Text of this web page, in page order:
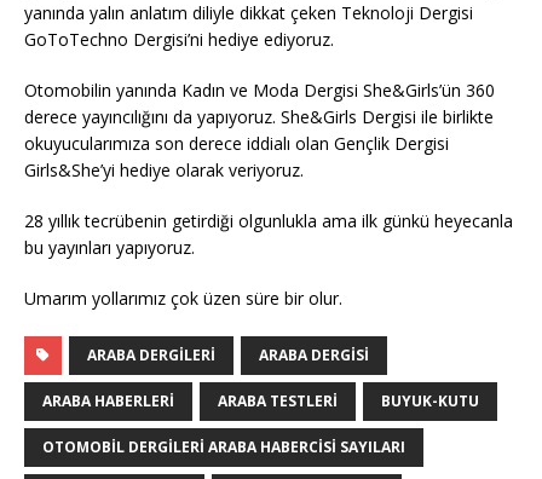
yanında yalın anlatım diliyle dikkat çeken Teknoloji Dergisi
GoToTechno Dergisi’ni hediye ediyoruz.
Otomobilin yanında Kadın ve Moda Dergisi She&Girls’ün 360
derece yayıncılığını da yapıyoruz. She&Girls Dergisi ile birlikte
okuyucularımıza son derece iddialı olan Gençlik Dergisi
Girls&She’yi hediye olarak veriyoruz.
28 yıllık tecrübenin getirdiği olgunlukla ama ilk günkü heyecanla
bu yayınları yapıyoruz.
Umarım yollarımız çok üzen süre bir olur.
ARABA DERGILERI ARABA DERGISI
ARABA HABERLERI ARABA TESTLERI BUYUK-KUTU
OTOMOBIL DERGILERI ARABA HABERCISI SAYILARI